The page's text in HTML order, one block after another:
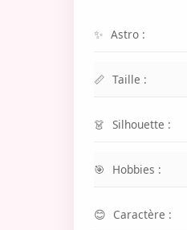
Astro :
Taille :
Silhouette :
Hobbies :
Caractère :